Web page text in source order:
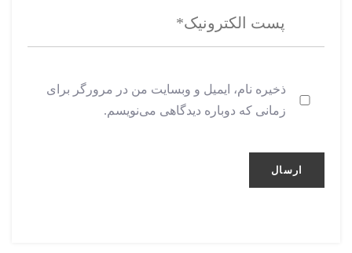
ذخیره نام، ایمیل و وبسایت من در مرورگر برای
زمانی که دوباره دیدگاهی می‌نویسم.